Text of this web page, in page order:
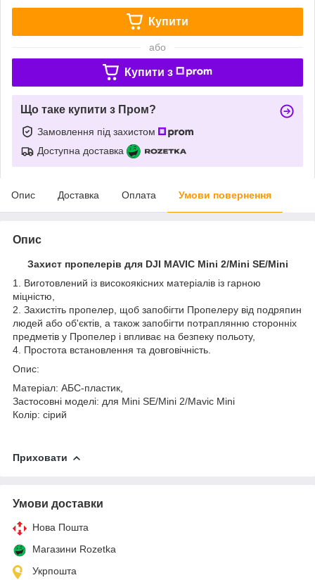
Купити
або
Купити з
Що таке купити з Пром?
Замовлення під захистом
Доступна доставка
Опис Доставка Оплата Умови повернення
Опис
Захист пропелерів для DJI MAVIC Mini 2/Mini SE/Mini
1. Виготовлений із високоякісних матеріалів із гарною
міцністю,
2. Захистіть пропелер, щоб запобігти Пропелеру від подряпин
людей або об'єктів, а також запобігти потраплянню сторонніх
предметів у Пропелер і впливає на безпеку польоту,
4. Простота встановлення та довговічність.
Опис:
Матеріал: АБС-пластик,
Застосовні моделі: для Mini SE/Mini 2/Mavic Mini
Колір: сірий
Приховати
Умови доставки
Нова Пошта
Магазини Rozetka
Укрпошта